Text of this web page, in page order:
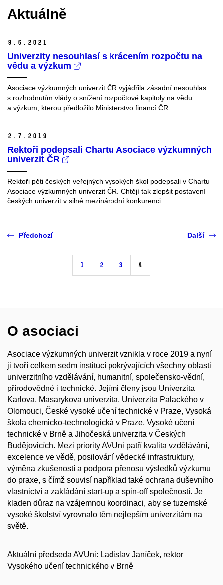
Aktuálně
9. 6. 2021
Univerzity nesouhlasí s krácením rozpočtu na
vědu a výzkum
Asociace výzkumných univerzit ČR vyjádřila zásadní nesouhlas
s rozhodnutím vlády o snížení rozpočtové kapitoly na vědu
a výzkum, kterou předložilo Ministerstvo financí ČR.
2. 7. 2019
Rektoři podepsali Chartu Asociace výzkumných
univerzit ČR
Rektoři pěti českých veřejných vysokých škol podepsali v Chartu
Asociace výzkumných univerzit ČR. Chtějí tak zlepšit postavení
českých univerzit v silné mezinárodní konkurenci.
Předchozí
1 2 3 4
Další
O asociaci
Asociace výzkumných univerzit vznikla v roce 2019 a nyní
ji tvoří celkem sedm institucí pokrývajících všechny oblasti
univerzitního vzdělávání, humanitní, společensko-vědní,
přírodovědné i technické. Jejími členy jsou Univerzita
Karlova, Masarykova univerzita, Univerzita Palackého v
Olomouci, České vysoké učení technické v Praze, Vysoká
škola chemicko-technologická v Praze, Vysoké učení
technické v Brně a Jihočeská univerzita v Českých
Budějovicích. Mezi priority AVUni patří kvalita vzdělávání,
excelence ve vědě, posilování vědecké infrastruktury,
výměna zkušeností a podpora přenosu výsledků výzkumu
do praxe, s čímž souvisí například také ochrana duševního
vlastnictví a zakládání start-up a spin-off společností. Je
kladen důraz na vzájemnou koordinaci, aby se tuzemské
vysoké školství vyrovnalo těm nejlepším univerzitám na
světě.
Aktuální předseda AVUni: Ladislav Janíček, rektor
Vysokého učení technického v Brně